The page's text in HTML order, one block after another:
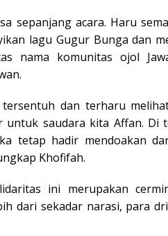
sepanjang acara. Haru
lagu Gugur Bunga dan
nama komunitas ojol
tersentuh dan terharu
untuk saudara kita Affan. Di
tetap hadir mendoakan
Khofifah.
ini merupakan
dari sekadar narasi, para